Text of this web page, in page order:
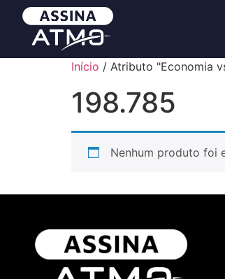
Início / Atributo "Economia
198.785
Nenhum produto foi